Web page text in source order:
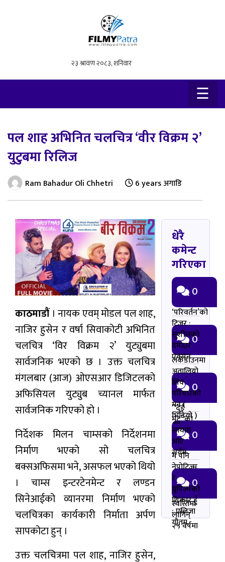
☰
पल शाह अभिनित चलचित्र ‘वीर विक्रम २’
युटुबमा रिलिज
Ram Bahadur Oli Chhetri 6 years अगाडि
काठमाडौं। नायक एवम् मोडल पल शाह,
नाजिर हुसेन र वर्षा सिवाकोटी अभिनित
चलचित्र ‘विर विक्रम २’ युट्युबमा
सार्वजनिक भएको छ । उक्त चलचित्र
मंगलबार (आज) ओएसआर डिजिटलको
अफिसियल युट्युब च्यानल मार्फत
सार्वजनिक गरिएको हो ।
निर्देशक मिलन चाम्सको निर्देशनमा
निर्माण भएको सो चलचित्र
बक्सअफिसमा भने, असफल भएको थियो
। चाम्स इन्टरटेनमेन्ट र लण्डन
सिनेआईको व्यानरमा निर्माण भएको
चलचित्रका कार्यकारी निर्माता अर्पण
सापकोटा हुन् ।
उक्त चलचित्रमा पल शाह, नाजिर हुसेन,
धेरै
कमेन्ट
गरिएका
0
‘परिवर्तन’को
टिजर :
सुशीलको
दमदार
एक्सन
0
लकडाउनमा
अतालियो
शिव
परियारको
मन (
भिडियो )
0
“दुई
मुटु”को
साथमा
आए
सर्गम
0
म पनि
नेपोटिज्म
र
ग्रुपिज्मको
शिकार हुँ
: एलिजा
गौतम
0
स्वस्तिमा
लागिन्
२५ वर्षमा